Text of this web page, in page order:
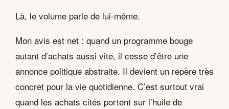
Là, le volume parle de lui-même.
Mon avis est net : quand un programme bouge
autant d’achats aussi vite, il cesse d’être une
annonce politique abstraite. Il devient un repère très
concret pour la vie quotidienne. C’est surtout vrai
quand les achats cités portent sur l’huile de